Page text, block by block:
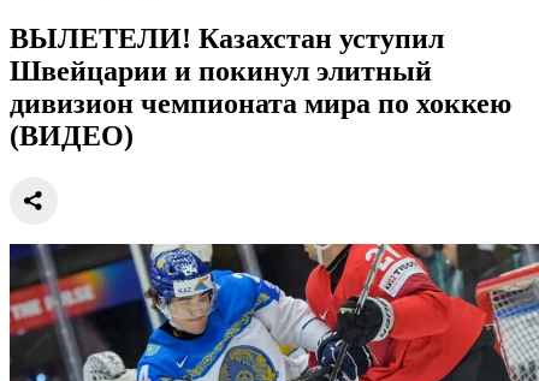
ВЫЛЕТЕЛИ! Казахстан уступил
Швейцарии и покинул элитный
дивизион чемпионата мира по хоккею
(ВИДЕО)